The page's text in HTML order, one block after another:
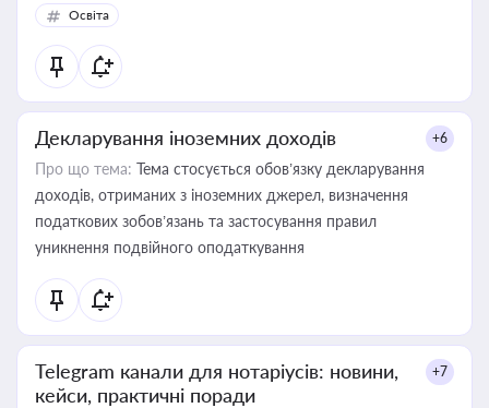
Освіта
Декларування іноземних доходів +6
Про що тема: Тема стосується обов’язку декларування
доходів, отриманих з іноземних джерел, визначення
податкових зобов’язань та застосування правил
уникнення подвійного оподаткування
Telegram канали для нотаріусів: новини,
кейси, практичні поради
+7